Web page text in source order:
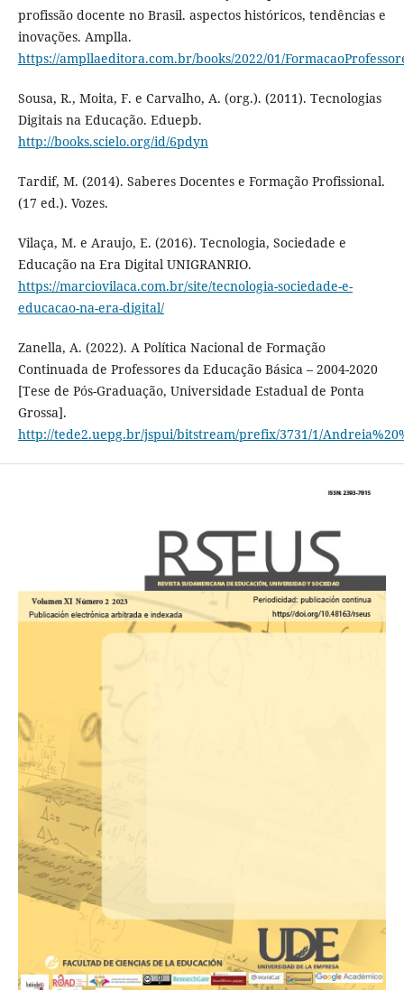
profissão docente no Brasil. aspectos históricos, tendências e
inovações. Amplla.
https://ampllaeditora.com.br/books/2022/01/
Sousa, R., Moita, F. e Carvalho, A. (org.). (2011). Tecnologias
Digitais na Educação. Eduepb.
http://books.scielo.org/id/6pdyn
Tardif, M. (2014). Saberes Docentes e Formação Profissional.
(17 ed.). Vozes.
Vilaça, M. e Araujo, E. (2016). Tecnologia, Sociedade e
Educação na Era Digital UNIGRANRIO.
https://marciovilaca.com.br/site/tecnologia-sociedade-e-
educacao-na-era-digital/
Zanella, A. (2022). A Política Nacional de Formação
Continuada de Professores da Educação Básica – 2004-2020
[Tese de Pós-Graduação, Universidade Estadual de Ponta
Grossa].
http://tede2.uepg.br/jspui/bitstream/prefix/3731/1/